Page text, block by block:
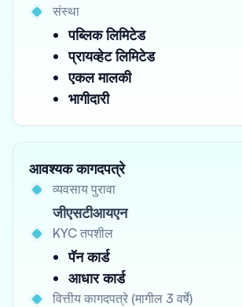
संस्था
पब्लिक लिमिटेड
प्रायव्हेट लिमिटेड
एकल मालकी
भागीदारी
आवश्यक कागदपत्रे
व्यवसाय पुरावा
जीएसटीआयएन
KYC तपशील
पॅन कार्ड
आधार कार्ड
वित्तीय कागदपत्रे (मागील 3 वर्षे)